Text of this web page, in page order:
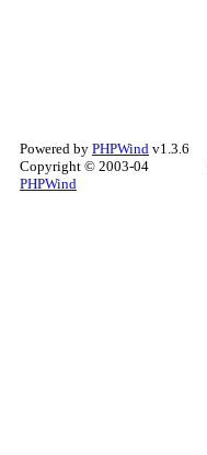
Powered by PHPWind v1.3.6
Copyright © 2003-04
PHPWind